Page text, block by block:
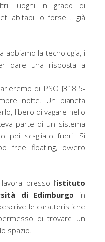
luoghi in grado di
abitabili o forse…. già
abbiamo la tecnologia, i
dare una risposta a
di PSO J318.5-
notte. Un pianeta
libero di vagare nello
parte di un sistema
poi scagliato fuori. Si
free floating, ovvero
presso l’istituto
di Edimburgo in
le caratteristiche
di trovare un
spazio.